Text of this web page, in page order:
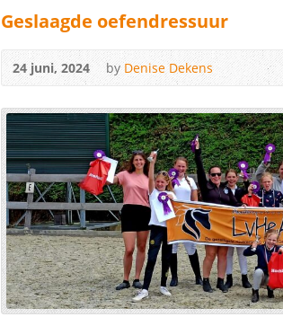
Geslaagde oefendressuur
24 juni, 2024 byDenise Dekens